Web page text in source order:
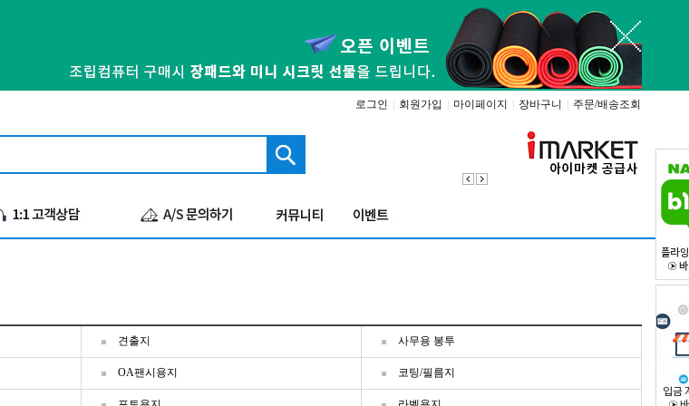
로그인 회원가입 마이페이지 장바구니 주문/배송조회
견출지 사무용 봉투
OA팬시용지 코팅/필름지